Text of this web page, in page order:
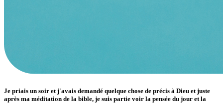
Je priais un soir et j'avais demandé quelque chose de précis à Dieu et juste
après ma méditation de la bible, je suis partie voir la pensée du jour et la